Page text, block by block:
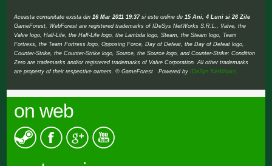
Aceasta comunitate exista din 16 Mar 2011 19:37si este online de 15 Ani, 4 Luni si 26 Zile
GameForest, WebForest are registered trademarks of IDeSys NetWorks S.R.L., Valve, the
Valve logo, Half-Life, the Half-Life logo, the Lambda logo, Steam, the Steam logo, Team
Fortress, the Team Fortress logo, Opposing Force, Day of Defeat, the Day of Defeat logo,
Counter-Strike, the Counter-Strike logo, Source, the Source logo, and Counter-Strike: Condition
Zero are trademarks and/or registered trademarks of Valve Corporation. All other trademarks
are property of their respective owners. © GameForest Powered byIDeSys NetWorks
on web